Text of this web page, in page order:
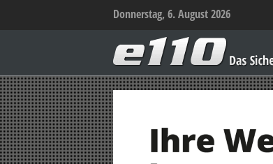
Donnerstag, 6. August 2026
–
Das
Sicherheitsportal